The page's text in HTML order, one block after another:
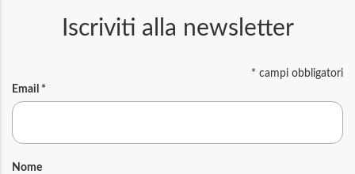
Iscriviti alla newsletter
* campi obbligatori
Email *
Nome